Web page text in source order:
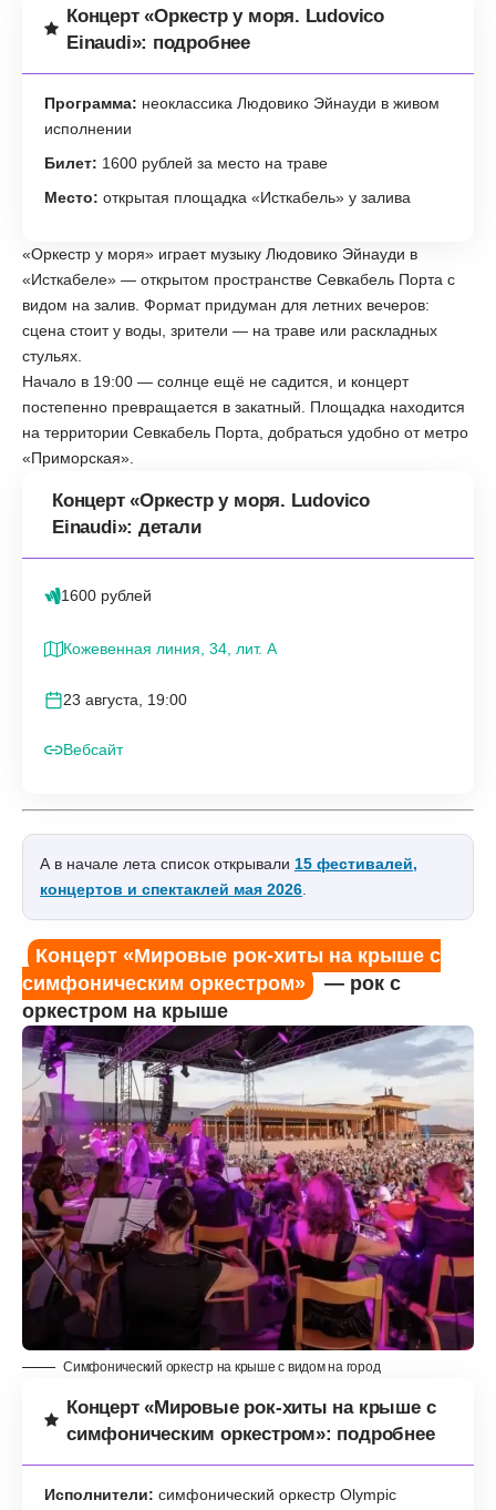
Концерт «Оркестр у моря. Ludovico
Einaudi»: подробнее
Программа: неоклассика Людовико Эйнауди в живом
исполнении
Билет: 1600 рублей за место на траве
Место: открытая площадка «Исткабель» у залива
«Оркестр у моря» играет музыку Людовико Эйнауди в
«Исткабеле» — открытом пространстве Севкабель Порта с
видом на залив. Формат придуман для летних вечеров:
сцена стоит у воды, зрители — на траве или раскладных
стульях.
Начало в 19:00 — солнце ещё не садится, и концерт
постепенно превращается в закатный. Площадка находится
на территории Севкабель Порта, добраться удобно от метро
«Приморская».
Концерт «Оркестр у моря. Ludovico
Einaudi»: детали
1600 рублей
Кожевенная линия, 34, лит. А
23 августа, 19:00
Вебсайт
А в начале лета список открывали 15 фестивалей,
концертов и спектаклей мая 2026
Концерт «Мировые рок-хиты на крыше с
симфоническим оркестром»
— рок с
оркестром на крыше
Симфонический оркестр на крыше с видом на город
Концерт «Мировые рок-хиты на крыше с
симфоническим оркестром»: подробнее
Исполнители: симфонический оркестр Olympic